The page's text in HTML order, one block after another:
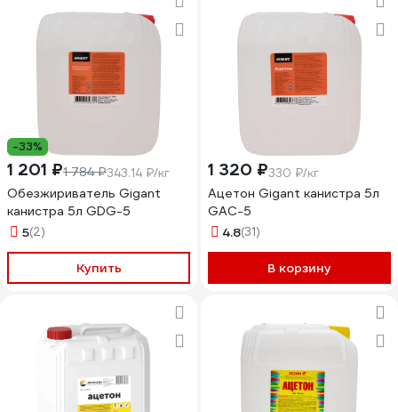
-33%
1 201 ₽1 784 ₽343.14 ₽/кг
Обезжириватель Gigant
канистра 5л GDG-5
5(2)
Купить
1 320 ₽330 ₽/кг
Ацетон Gigant канистра 5л
GAC-5
4.8(31)
В корзину